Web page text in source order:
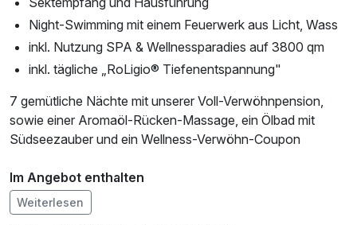
Night-Swimming mit einem Feuerwerk aus Licht, Wass
inkl. Nutzung SPA & Wellnessparadies auf 3800 qm
inkl. tägliche „RoLigio® Tiefenentspannung"
7 gemütliche Nächte mit unserer Voll-Verwöhnpension,
sowie einer Aromaöl-Rücken-Massage, ein Ölbad mit
Südseezauber und ein Wellness-Verwöhn-Coupon
Im Angebot enthalten
1 x Welcome Drink, 1 Flasche Mineralwasser,
Saunabenutzung, Saunatuch, Leihbademantel, Parkplatz,
Weiterlesen